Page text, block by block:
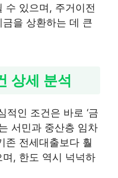
수 있으며, 주거이전
을 상환하는 데 큰
상세 분석
적인 조건은 바로 ‘금
서민과 중산층 임차
존 전세대출보다 훨
, 한도 역시 넉넉하